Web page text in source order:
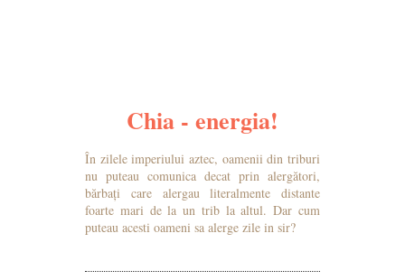
Chia - energia!
În zilele imperiului aztec, oamenii din triburi
nu puteau comunica decat prin alergători,
bărbați care alergau literalmente distante
foarte mari de la un trib la altul. Dar cum
puteau acesti oameni sa alerge zile in sir?